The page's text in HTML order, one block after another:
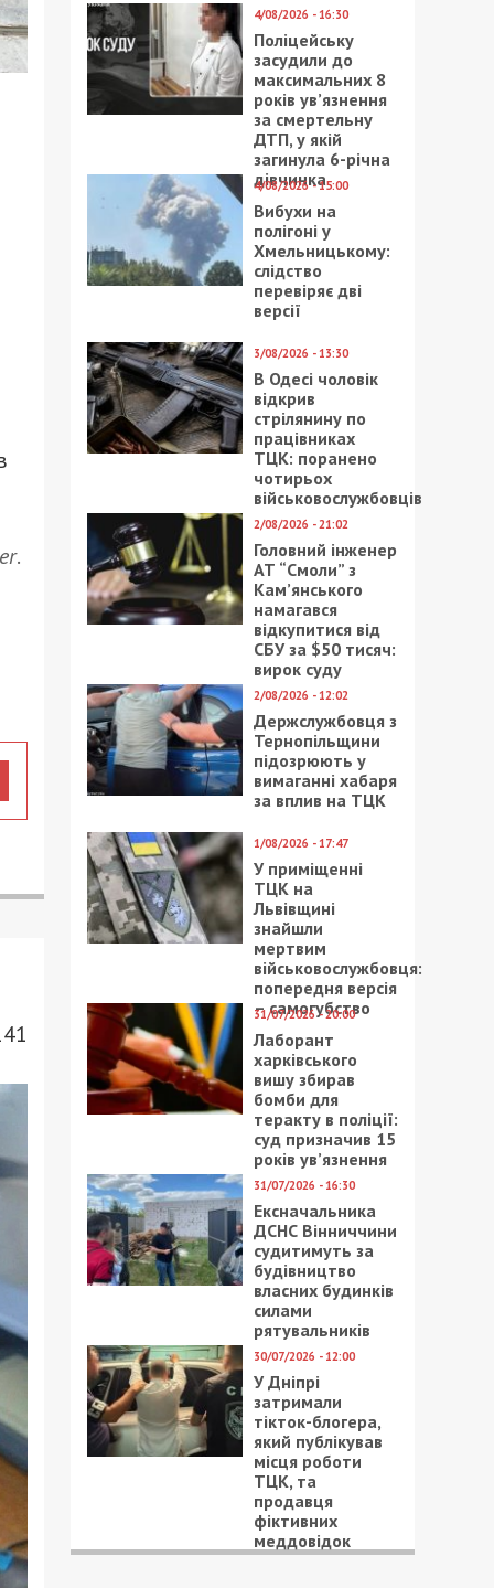
.
4/08/2026 - 16:30
Поліцейську
засудили до
максимальних 8
років ув’язнення
за смертельну
ДТП, у якій
загинула 6-річна
дівчинка
4/08/2026 - 15:00
Вибухи на
полігоні у
Хмельницькому:
слідство
перевіряє дві
версії
3/08/2026 - 13:30
В Одесі чоловік
відкрив
стрілянину по
працівниках
ТЦК: поранено
чотирьох
військовослужбовців
2/08/2026 - 21:02
Головний інженер
АТ “Смоли” з
Кам’янського
намагався
відкупитися від
СБУ за $50 тисяч:
вирок суду
2/08/2026 - 12:02
Держслужбовця з
Тернопільщини
підозрюють у
вимаганні хабаря
за вплив на ТЦК
1/08/2026 - 17:47
У приміщенні
ТЦК на
Львівщині
знайшли
мертвим
військовослужбовця:
попередня версія
– самогубство
31/07/2026 - 20:00
Лаборант
харківського
вишу збирав
бомби для
теракту в поліції:
суд призначив 15
років ув’язнення
31/07/2026 - 16:30
Ексначальника
ДСНС Вінниччини
судитимуть за
будівництво
власних будинків
силами
рятувальників
30/07/2026 - 12:00
У Дніпрі
затримали
тікток-блогера,
який публікував
місця роботи
ТЦК, та
продавця
фіктивних
меддовідок